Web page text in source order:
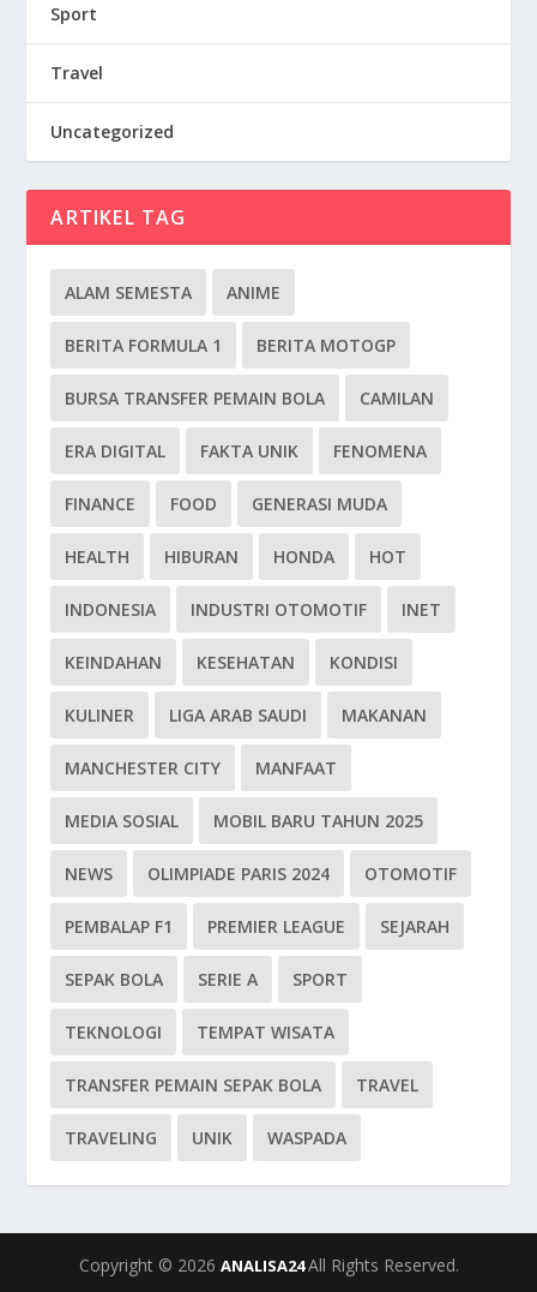
Sport
Travel
Uncategorized
ARTIKEL TAG
ALAM SEMESTA ANIME
BERITA FORMULA 1 BERITA MOTOGP
BURSA TRANSFER PEMAIN BOLA CAMILAN
ERA DIGITAL FAKTA UNIK FENOMENA
FINANCE FOOD GENERASI MUDA
HEALTH HIBURAN HONDA HOT
INDONESIA INDUSTRI OTOMOTIF INET
KEINDAHAN KESEHATAN KONDISI
KULINER LIGA ARAB SAUDI MAKANAN
MANCHESTER CITY MANFAAT
MEDIA SOSIAL MOBIL BARU TAHUN 2025
NEWS OLIMPIADE PARIS 2024 OTOMOTIF
PEMBALAP F1 PREMIER LEAGUE SEJARAH
SEPAK BOLA SERIE A SPORT
TEKNOLOGI TEMPAT WISATA
TRANSFER PEMAIN SEPAK BOLA TRAVEL
TRAVELING UNIK WASPADA
Copyright © 2026 ANALISA24All Rights Reserved.